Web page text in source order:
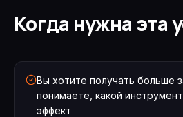
Когда нужна эта
Вы хотите получать больше
понимаете, какой
эффект